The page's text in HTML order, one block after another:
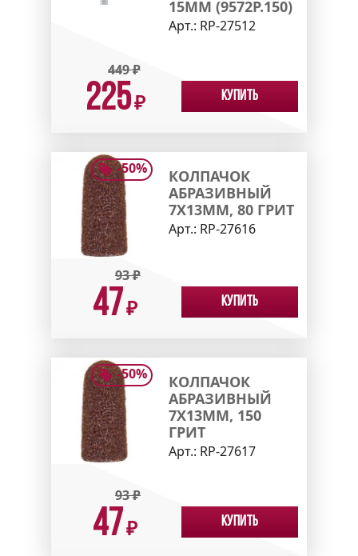
15ММ (9572P.150)
Арт.: RP-27512
449₽
225₽ Купить
-50%
КОЛПАЧОК
АБРАЗИВНЫЙ
7X13ММ, 80 ГРИТ
Арт.: RP-27616
93₽
47₽ Купить
-50%
КОЛПАЧОК
АБРАЗИВНЫЙ
7X13ММ, 150
ГРИТ
Арт.: RP-27617
93₽
47₽ Купить